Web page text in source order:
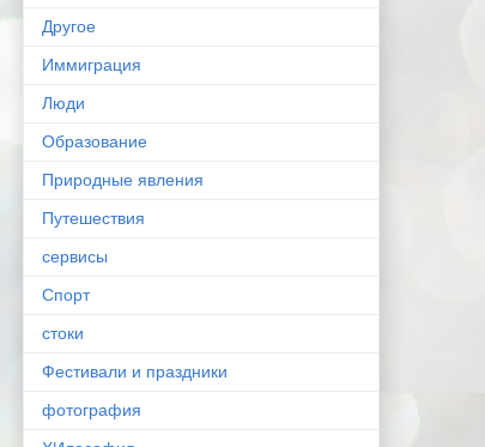
Другое
Иммиграция
Люди
Образование
Природные явления
Путешествия
сервисы
Спорт
стоки
Фестивали и праздники
фотография